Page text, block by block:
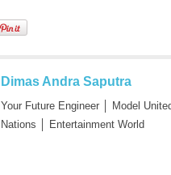
Dimas Andra Saputra
Your Future Engineer │ Model
Nations │ Entertainment World